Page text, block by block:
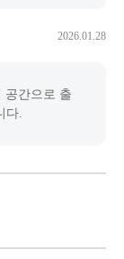
2026.01.28
공간으로 출
다.